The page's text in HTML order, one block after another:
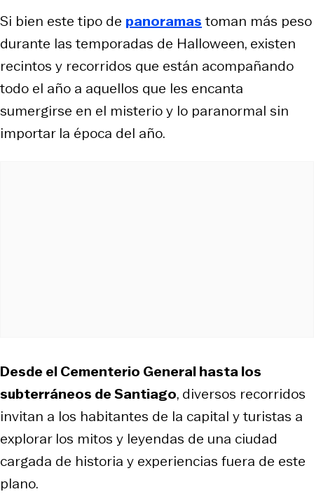
Si bien este tipo de panoramastoman más peso
durante las temporadas de Halloween, existen
recintos y recorridos que están acompañando
todo el año a aquellos que les encanta
sumergirse en el misterio y lo paranormal sin
importar la época del año.
Desde el Cementerio General hasta los
subterráneos de Santiago, diversos recorridos
invitan a los habitantes de la capital y turistas a
explorar los mitos y leyendas de una ciudad
cargada de historia y experiencias fuera de este
plano.